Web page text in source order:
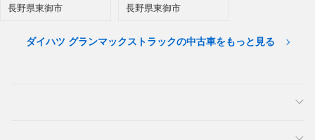
長野県東御市 長野県東御市
ダイハツ グランマックストラックの中古車をもっと見る